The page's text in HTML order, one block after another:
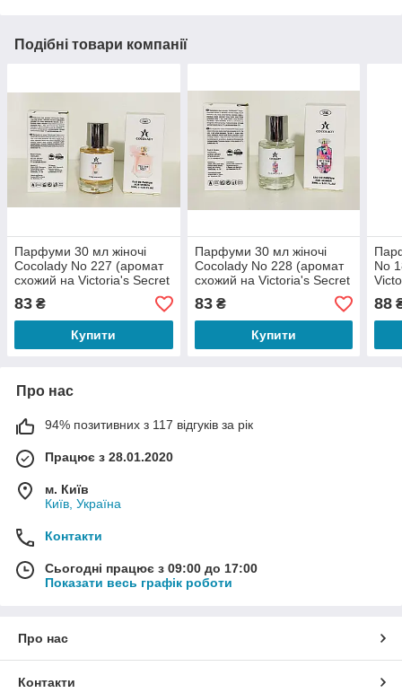
Подібні товари компанії
Парфуми 30 мл жіночі
Cocolady No 227 (аромат
схожий на Victoria's Secret
Love Is Heavenly)
83 ₴
Купити
Парфуми 30 мл жіночі
Cocolady No 228 (аромат
схожий на Victoria's Secret
Very Sexy Now)
83₴
Купити
No
88
Про нас
94% позитивних з 117 відгуків за рік
Працює з 28.01.2020
м. Київ
Київ, Україна
Контакти
Сьогодні працює з 09:00 до 17:00
Показати весь графік роботи
Про нас
Контакти